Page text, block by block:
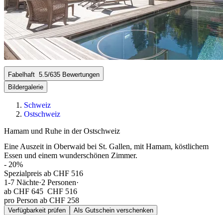
Fabelhaft 5.5/635 Bewertungen
Bildergalerie
Schweiz
Ostschweiz
Hamam und Ruhe in der Ostschweiz
Eine Auszeit in Oberwaid bei St. Gallen, mit Hamam, köstlichem
Essen und einem wunderschönen Zimmer.
- 20%
Spezialpreis ab CHF 516
1-7 Nächte·2 Personen·
ab CHF 645 CHF 516
pro Person ab CHF 258
Verfügbarkeit prüfen Als Gutschein verschenken